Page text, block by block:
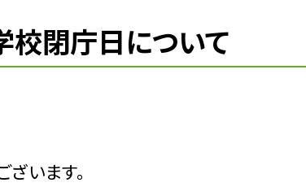
閉庁日について
います。